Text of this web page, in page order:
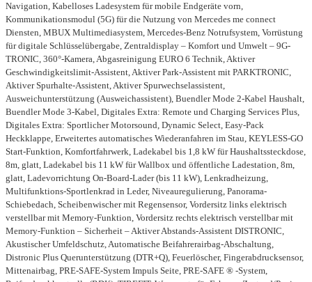
Navigation, Kabelloses Ladesystem für mobile Endgeräte vorn,
Kommunikationsmodul (5G) für die Nutzung von Mercedes me connect
Diensten, MBUX Multimediasystem, Mercedes-Benz Notrufsystem, Vorrüstung
für digitale Schlüsselübergabe, Zentraldisplay – Komfort und Umwelt – 9G-
TRONIC, 360°-Kamera, Abgasreinigung EURO 6 Technik, Aktiver
Geschwindigkeitslimit-Assistent, Aktiver Park-Assistent mit PARKTRONIC,
Aktiver Spurhalte-Assistent, Aktiver Spurwechselassistent,
Ausweichunterstützung (Ausweichassistent), Buendler Mode 2-Kabel Haushalt,
Buendler Mode 3-Kabel, Digitales Extra: Remote und Charging Services Plus,
Digitales Extra: Sportlicher Motorsound, Dynamic Select, Easy-Pack
Heckklappe, Erweitertes automatisches Wiederanfahren im Stau, KEYLESS-GO
Start-Funktion, Komfortfahrwerk, Ladekabel bis 1,8 kW für Haushaltssteckdose,
8m, glatt, Ladekabel bis 11 kW für Wallbox und öffentliche Ladestation, 8m,
glatt, Ladevorrichtung On-Board-Lader (bis 11 kW), Lenkradheizung,
Multifunktions-Sportlenkrad in Leder, Niveauregulierung, Panorama-
Schiebedach, Scheibenwischer mit Regensensor, Vordersitz links elektrisch
verstellbar mit Memory-Funktion, Vordersitz rechts elektrisch verstellbar mit
Memory-Funktion – Sicherheit – Aktiver Abstands-Assistent DISTRONIC,
Akustischer Umfeldschutz, Automatische Beifahrerairbag-Abschaltung,
Distronic Plus Querunterstützung (DTR+Q), Feuerlöscher, Fingerabdrucksensor,
Mittenairbag, PRE-SAFE-System Impuls Seite, PRE-SAFE ® -System,